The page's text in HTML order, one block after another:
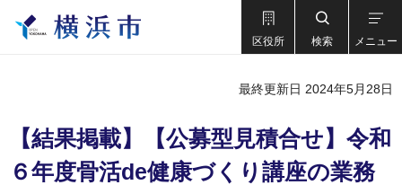
区役所 検索 メニュー
最終更新日 2024年5月28日
【結果掲載】【公募型見積合せ】令和
６年度骨活de健康づくり講座の業務